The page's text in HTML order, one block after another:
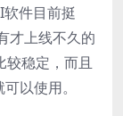
件目前挺
才上线不久的
稳定，而且
以使用。